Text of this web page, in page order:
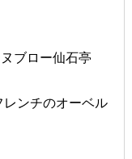
ロー仙石亭
ンチのオーベル